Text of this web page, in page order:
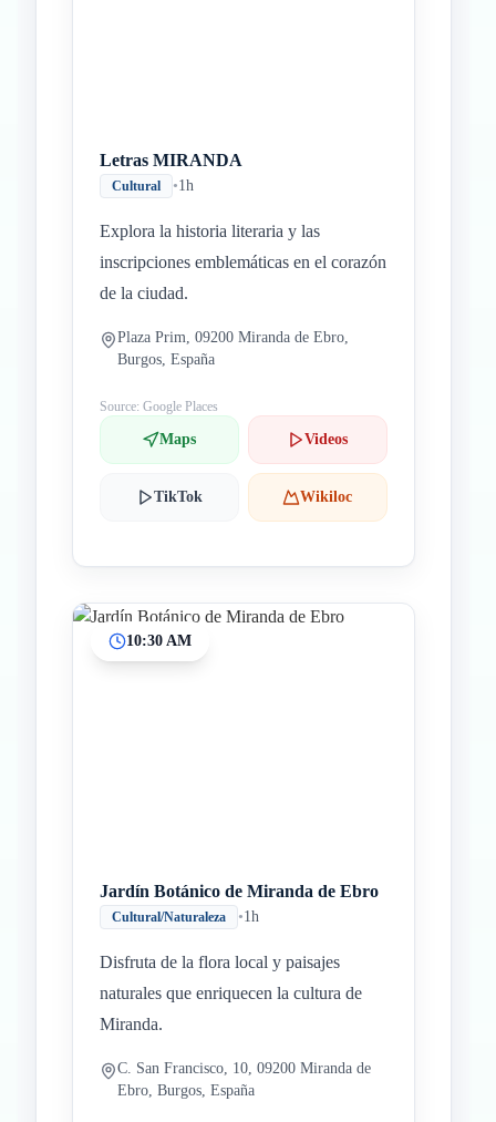
Letras MIRANDA
Cultural •1h
Explora la historia literaria y las
inscripciones emblemáticas en el corazón
de la ciudad.
Plaza Prim, 09200 Miranda de Ebro,
Burgos, España
Source: Google Places
Maps Videos
TikTok Wikiloc
10:30 AM
Jardín Botánico de Miranda de Ebro
Cultural/Naturaleza •1h
Disfruta de la flora local y paisajes
naturales que enriquecen la cultura de
Miranda.
C. San Francisco, 10, 09200 Miranda de
Ebro, Burgos, España